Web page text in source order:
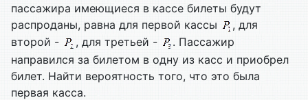
пассажира имеющиеся в кассе билеты будут
распроданы, равна для первой кассы
, для
второй -
, для третьей -
. Пассажир
направился за билетом в одну из касс и приобрел
билет. Найти вероятность того, что это была
первая касса.